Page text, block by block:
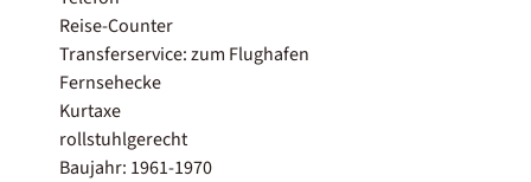
Reise-Counter
Transferservice: zum Flughafen
Fernsehecke
Kurtaxe
rollstuhlgerecht
Baujahr: 1961-1970